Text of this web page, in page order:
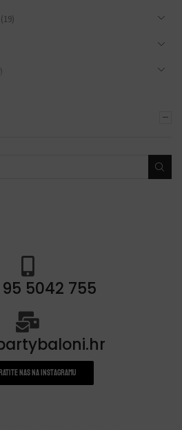
(19)
5042 755
nas na instagramu